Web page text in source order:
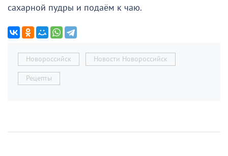
сахарной пудры и подаём к чаю.
Новороссийск Новости Новороссийск
Рецепты